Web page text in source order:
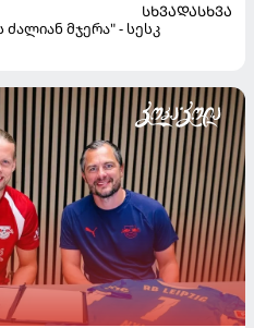
ᲡᲮᲕᲐᲓᲐᲡᲮᲕᲐ
მჯერა" - სესკ